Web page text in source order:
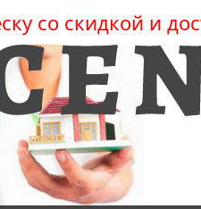
со скидкой и